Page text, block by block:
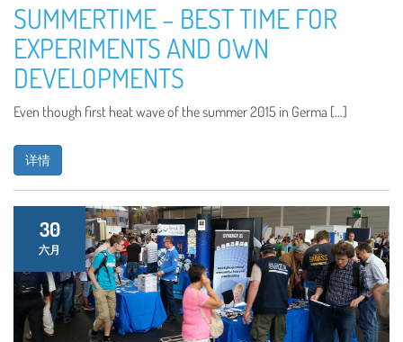
SUMMERTIME – BEST TIME FOR
EXPERIMENTS AND OWN
DEVELOPMENTS
Even though first heat wave of the summer 2015 in Germa […]
详情
30
六月